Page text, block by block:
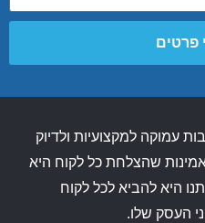
פרטים
עמוקה למקצועיות ולדיוק
שהצלחת כל לקוח היא
היא להביא לכל לקוח
העסק שלו.